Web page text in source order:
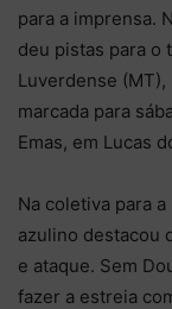
para a imprensa.
deu pistas para o
Luverdense
marcada para
Emas, em Lucas
Na coletiva para
azulino destacou
e ataque. Sem
fazer a estreia